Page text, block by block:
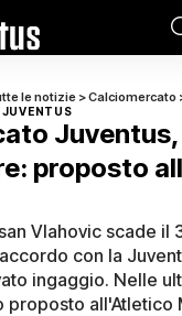
le notizie >Calciomercato
proposto
Vlahovic scade il
con la
ingaggio. Nelle
proposto all'Atletico